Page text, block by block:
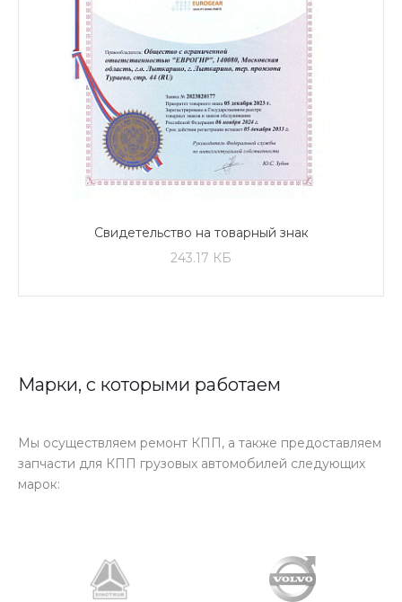
Свидетельство на товарный знак
243.17 КБ
Марки, с которыми работаем
Мы осуществляем ремонт КПП, а также предоставляем
запчасти для КПП грузовых автомобилей следующих
марок: